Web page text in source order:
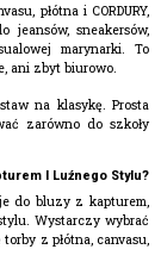
płótna i CORDURY,
sneakersów,
marynarki. To
ani zbyt biurowo.
na klasykę. Prosta
zarówno do szkoły
I Luźnego Stylu?
do bluzy z kapturem,
Wystarczy wybrać
z płótna, canvasu,